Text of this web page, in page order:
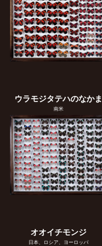
ウラモジタテハのなかま
南米
オオイチモンジ
日本、ロシア、ヨーロッパ